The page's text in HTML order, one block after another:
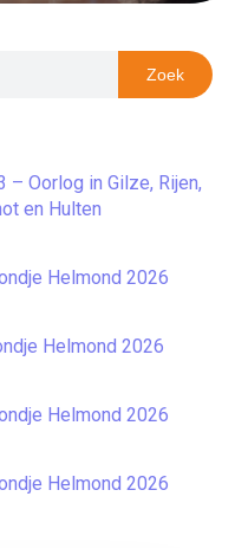
Zoek
– Oorlog in Gilze, Rijen,
en Hulten
Helmond 2026
Helmond 2026
Helmond 2026
Helmond 2026